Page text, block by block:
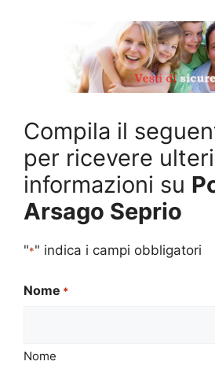
Compila il
per ricevere
informazioni su
Arsago Seprio
"*" indica i campi obbligatori
Nome *
Nome